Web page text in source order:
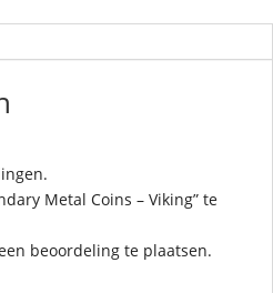
Metal Coins – Viking” te
beoordeling te plaatsen.